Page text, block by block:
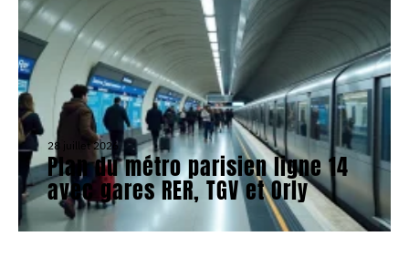
28 juillet 2026
Plan du métro parisien ligne 14
avec gares RER, TGV et Orly